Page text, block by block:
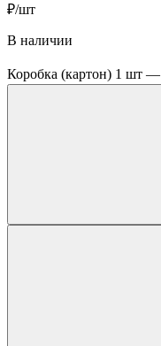
₽/шт
В наличии
Коробка (картон) 1 шт —